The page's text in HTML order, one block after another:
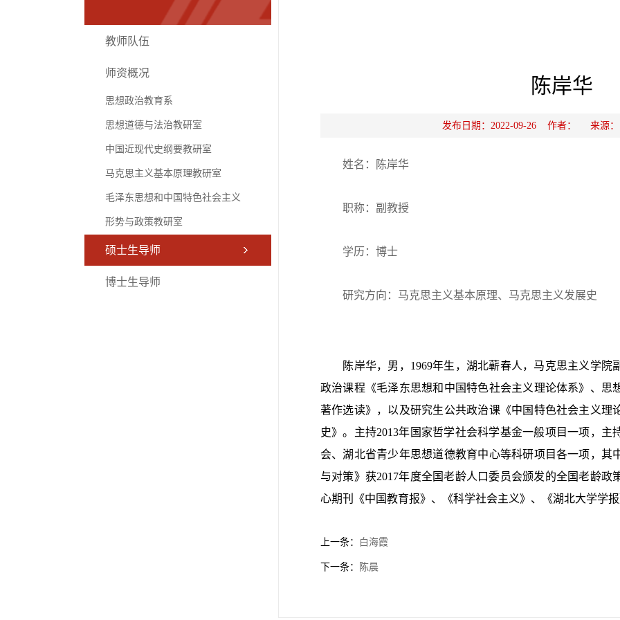
教师队伍
师资概况
思想政治教育系
思想道德与法治教研室
中国近现代史纲要教研室
马克思主义基本原理教研室
毛泽东思想和中国特色社会主义
形势与政策教研室
硕士生导师
博士生导师
陈岸华
发布日期：2022-09-26 作者： 来源
姓名：陈岸华
职称：副教授
学历：博士
研究方向：马克思主义基本原理、马克思主义发展史
陈岸华，男， 1969年生，湖北蕲春人，马克思主义学
政治课程《毛泽东思想和中国特色社会主义理论体系》、思
著作选读》，以及研究生公共政治课《中国特色社会主义理
史》。主持2013年国家哲学社会科学基金一般项目一项，
会、湖北省青少年思想道德教育中心等科研项目各一项，其
与对策》获2017年度全国老龄人口委员会颁发的全国老龄
心期刊《中国教育报》、《科学社会主义》、《湖北大学学
上一条： 白海霞
下一条： 陈晨